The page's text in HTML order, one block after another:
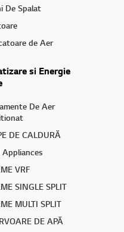
De Spalat
de Aer
si Energie
De Aer
DE CALDURĂ
Appliances
VRF
SINGLE SPLIT
MULTI SPLIT
DE APĂ